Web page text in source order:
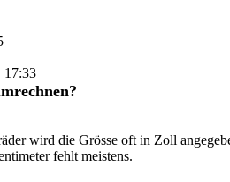
17:33
wird die Grösse oft in Zoll
fehlt meistens.